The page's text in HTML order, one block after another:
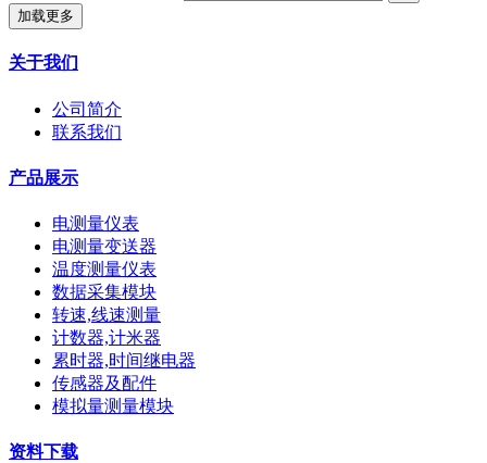
加载更多
关于我们
公司简介
联系我们
产品展示
电测量仪表
电测量变送器
温度测量仪表
数据采集模块
转速,线速测量
计数器,计米器
累时器,时间继电器
传感器及配件
模拟量测量模块
资料下载